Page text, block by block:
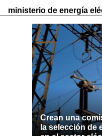
ministerio de energía
Crean una
la selección de